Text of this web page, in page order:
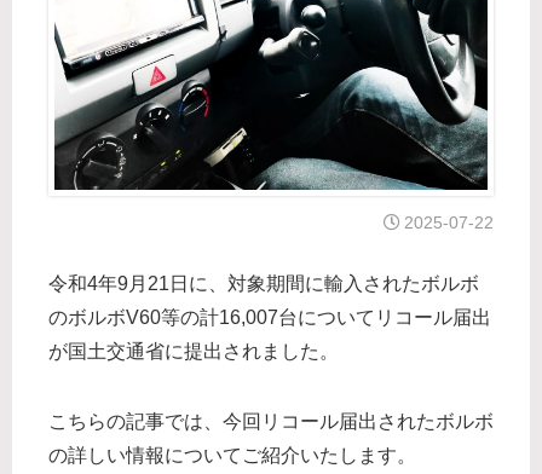
2025-07-22
令和4年9月21日に、対象期間に輸入されたボルボ
のボルボV60等の計16,007台についてリコール届出
が国土交通省に提出されました。
こちらの記事では、今回リコール届出されたボルボ
の詳しい情報についてご紹介いたします。